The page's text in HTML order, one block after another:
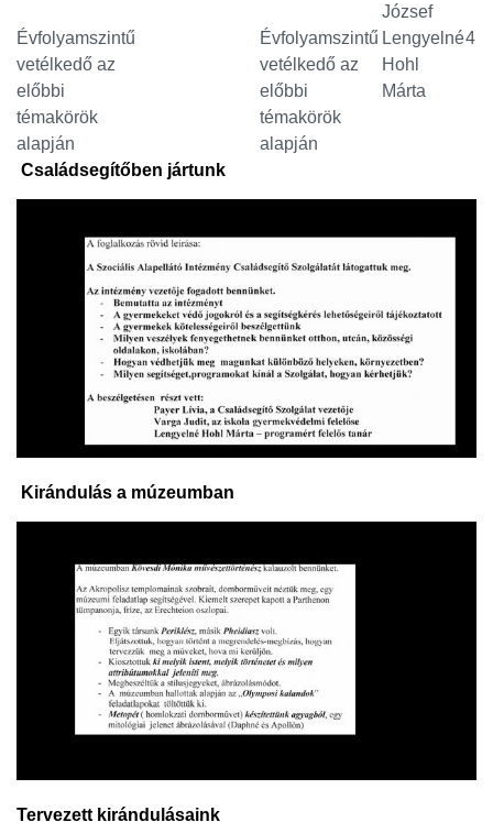
József
Évfolyamszintű
vetélkedő az
előbbi
témakörök
alapján
Évfolyamszintű
vetélkedő az
előbbi
témakörök
alapján
Lengyelné
Hohl
Márta
4
Családsegítőben jártunk
Kirándulás a múzeumban
Tervezett kirándulásaink